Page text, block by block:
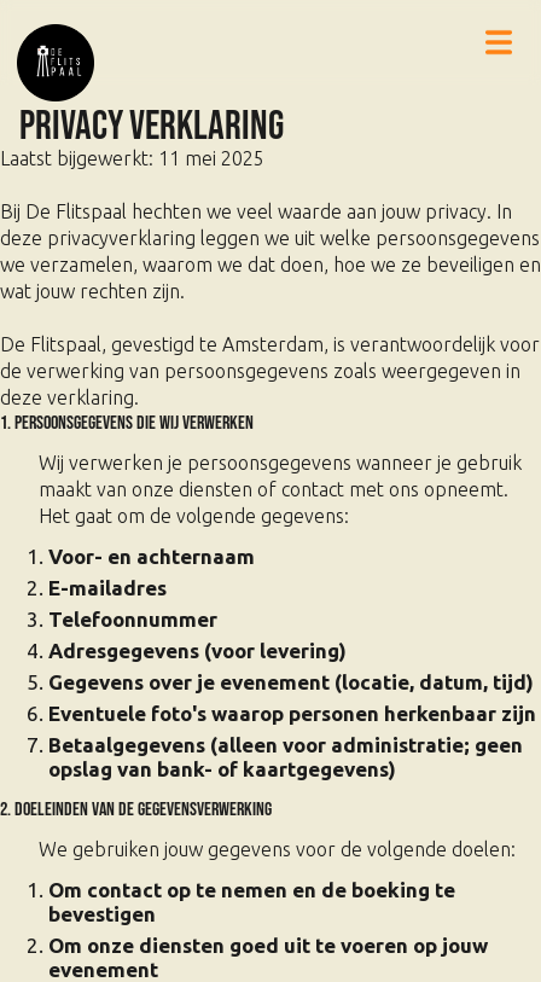
Privacy verklaring
Laatst bijgewerkt: 11 mei 2025
Bij De Flitspaal hechten we veel waarde aan jouw privacy. In
deze privacyverklaring leggen we uit welke persoonsgegevens
we verzamelen, waarom we dat doen, hoe we ze beveiligen en
wat jouw rechten zijn.
De Flitspaal, gevestigd te Amsterdam, is verantwoordelijk voor
de verwerking van persoonsgegevens zoals weergegeven in
deze verklaring.
1. Persoonsgegevens die wij verwerken
Wij verwerken je persoonsgegevens wanneer je gebruik
maakt van onze diensten of contact met ons opneemt.
Het gaat om de volgende gegevens:
Voor- en achternaam
E-mailadres
Telefoonnummer
Adresgegevens (voor levering)
Gegevens over je evenement (locatie, datum, tijd)
Eventuele foto's waarop personen herkenbaar zijn
Betaalgegevens (alleen voor administratie; geen
opslag van bank- of kaartgegevens)
2. Doeleinden van de gegevensverwerking
We gebruiken jouw gegevens voor de volgende doelen:
Om contact op te nemen en de boeking te
bevestigen
Om onze diensten goed uit te voeren op jouw
evenement